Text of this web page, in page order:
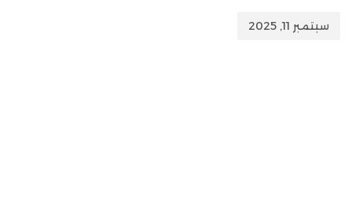
سبتمبر 11, 2025